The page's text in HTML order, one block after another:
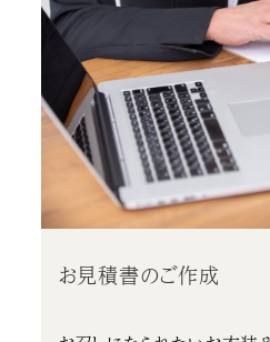
お見積書のご作成